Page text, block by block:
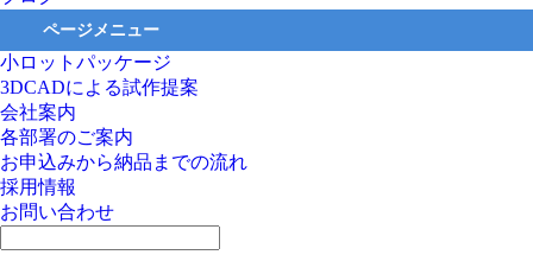
ページメニュー
小ロットパッケージ
3DCADによる試作提案
会社案内
各部署のご案内
お申込みから納品までの流れ
採用情報
お問い合わせ